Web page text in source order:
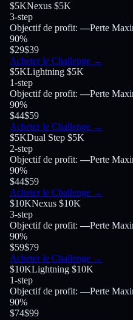
$5KNexus $5K
3-step
Objectif de profit:—Perte
90%
$29$39
Acheter le Challenge →
$5KLightning $5K
1-step
Objectif de profit:—Perte
90%
$44$59
Acheter le Challenge →
$5KDual Step $5K
2-step
Objectif de profit:—Perte
90%
$44$59
Acheter le Challenge →
$10KNexus $10K
3-step
Objectif de profit:—Perte
90%
$59$79
Acheter le Challenge →
$10KLightning $10K
1-step
Objectif de profit:—Perte
90%
$74$99